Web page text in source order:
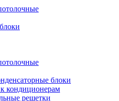
блоки
кондиционерам
решетки